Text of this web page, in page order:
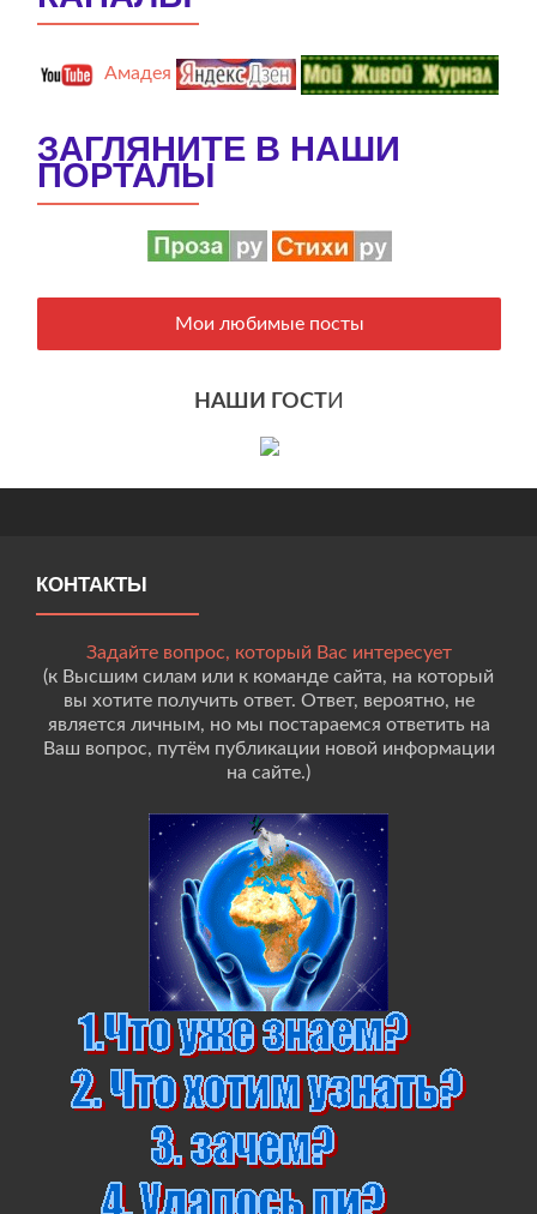
Амадея
ЗАГЛЯНИТЕ В НАШИ
ПОРТАЛЫ
Мои любимые посты
НАШИ ГОСТИ
КОНТАКТЫ
Задайте вопрос, который Вас интересует
(к Высшим силам или к команде сайта, на который
вы хотите получить ответ. Ответ, вероятно, не
является личным, но мы постараемся ответить на
Ваш вопрос, путём публикации новой информации
на сайте.)